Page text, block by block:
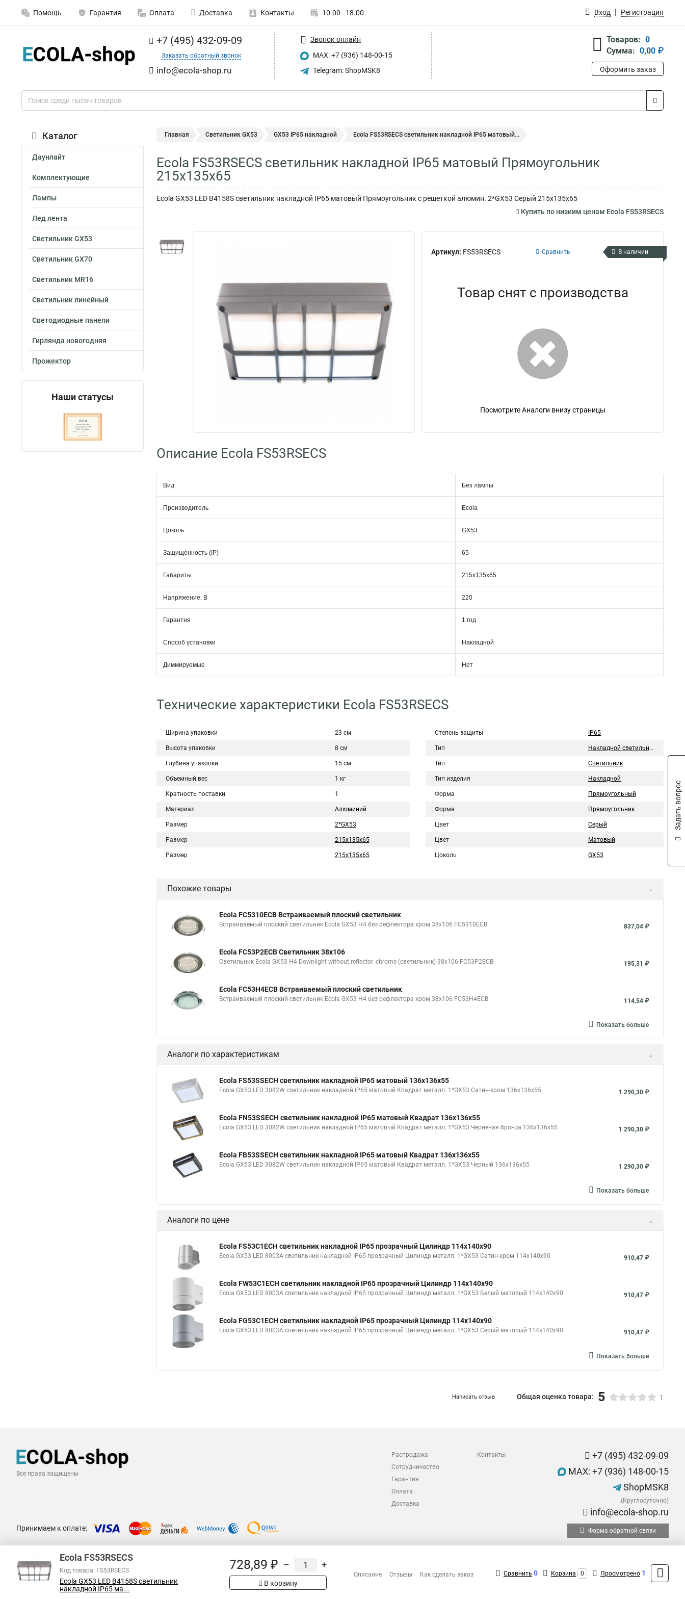
Помощь Гарантия Оплата Доставка Контакты 10.00 - 18.00 Вход Регистрация
+7 (495) 432-09-09
Заказать обратный звонок
info@ecola-shop.ru
Звонок онлайн
MAX: +7 (936) 148-00-15
Telegram: ShopMSK8
Товаров: 0
Сумма: 0,00 ₽
Оформить заказ
Каталог
Даунлайт
Комплектующие
Лампы
Лед лента
Светильник GX53
Светильник GX70
Светильник MR16
Светильник линейный
Светодиодные панели
Гирлянда новогодняя
Прожектор
Наши статусы
Главная Светильник GX53 GX53 IP65 накладной Ecola FS53RSECS светильник накладной IP65 матовый...
Ecola FS53RSECS светильник накладной IP65 матовый Прямоугольник
215x135x65
Ecola GX53 LED B4158S светильник накладной IP65 матовый Прямоугольник с решеткой алюмин. 2*GX53 Серый 215x135x65
Купить по низким ценам Ecola FS53RSECS
Артикул: FS53RSECS Сравнить В наличии
Товар снят с производства
Посмотрите Аналоги внизу страницы
Описание Ecola FS53RSECS
Вид Без лампы
Производитель Ecola
Цоколь GX53
Защищенность (IP) 65
Габариты 215x135x65
Напряжение, В 220
Гарантия 1 год
Способ установки Накладной
Диммируемые Нет
Технические характеристики Ecola FS53RSECS
Ширина упаковки 23 см
Высота упаковки 8 см
Глубина упаковки 15 см
Объемный вес 1 кг
Кратность поставки 1
Материал Алюминий
Размер 2*GX53
Размер 215х135х65
Размер 215x135x65
Степень защиты IP65
Тип Накладной светильник
Тип Светильник
Тип изделия Накладной
Форма Прямоугольный
Форма Прямоугольник
Цвет Серый
Цвет Матовый
Цоколь GX53
Похожие товары
Ecola FC5310ECB Встраиваемый плоский светильник
Встраиваемый плоский светильник Ecola GX53 H4 без рефлектора хром 38x106 FC5310ECB 837,04 ₽
Ecola FC53P2ECB Светильник 38x106
Светильник Ecola GX53 H4 Downlight without reflector_chrome (светильник) 38x106 FC53P2ECB 195,31 ₽
Ecola FC53H4ECB Встраиваемый плоский светильник
Встраиваемый плоский светильник Ecola GX53 H4 без рефлектора хром 38х106 FC53H4ECB 114,54 ₽
Показать больше
Аналоги по характеристикам
Ecola FS53SSECH светильник накладной IP65 матовый 136x136x55
Ecola GX53 LED 3082W светильник накладной IP65 матовый Квадрат металл. 1*GX53 Cатин-хром 136x136x55 1 290,30 ₽
Ecola FN53SSECH светильник накладной IP65 матовый Квадрат 136x136x55
Ecola GX53 LED 3082W светильник накладной IP65 матовый Квадрат металл. 1*GX53 Черненая бронза 136x136x55 1 290,30 ₽
Ecola FB53SSECH светильник накладной IP65 матовый Квадрат 136x136x55
Ecola GX53 LED 3082W светильник накладной IP65 матовый Квадрат металл. 1*GX53 Черный 136x136x55 1 290,30 ₽
Показать больше
Аналоги по цене
Ecola FS53C1ECH светильник накладной IP65 прозрачный Цилиндр 114x140x90
Ecola GX53 LED 8003A светильник накладной IP65 прозрачный Цилиндр металл. 1*GX53 Cатин-хром 114x140x90 910,47 ₽
Ecola FW53C1ECH светильник накладной IP65 прозрачный Цилиндр 114x140x90
Ecola GX53 LED 8003A светильник накладной IP65 прозрачный Цилиндр металл. 1*GX53 Белый матовый 114x140x90 910,47 ₽
Ecola FG53C1ECH светильник накладной IP65 прозрачный Цилиндр 114x140x90
Ecola GX53 LED 8003A светильник накладной IP65 прозрачный Цилиндр металл. 1*GX53 Серый матовый 114x140x90 910,47 ₽
Показать больше
Написать отзыв Общая оценка товара: 5 1
Все права защищены
Распродажа
Сотрудничество
Гарантия
Оплата
Доставка
Контакты
+7 (495) 432-09-09
MAX: +7 (936) 148-00-15
ShopMSK8
(Круглосуточно)
info@ecola-shop.ru
Принимаем к оплате: Форма обратной связи
Ecola FS53RSECS
Код товара: FS53RSECS
Ecola GX53 LED B4158S светильник
накладной IP65 ма...
728,89 ₽ – +
В корзину
Описание Отзывы Как сделать заказ Сравнить 0 Корзина 0 Просмотрено 1
Задать вопрос